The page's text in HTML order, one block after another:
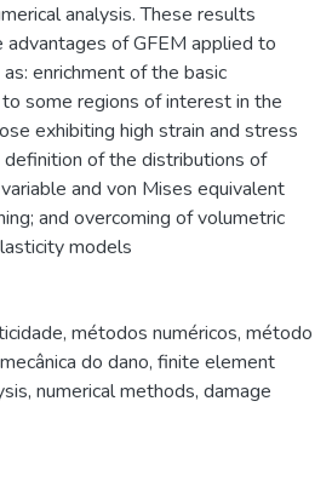
analysis. These results
of GFEM applied to
enrichment of the basic
some regions of interest in the
exhibiting high strain and stress
definition of the distributions of
and von Mises equivalent
and overcoming of volumetric
models
, métodos numéricos, método
mecânica do dano, finite element
, numerical methods, damage